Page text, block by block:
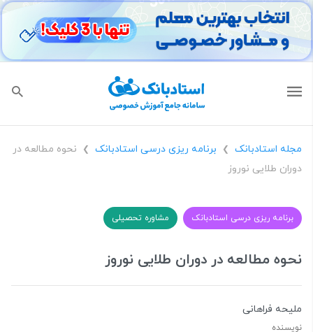
مجله استادبانک ❯ برنامه ریزی درسی استادبانک ❯
نحوه مطالعه در
دوران طلایی نوروز
برنامه ریزی درسی استادبانک مشاوره تحصیلی
نحوه مطالعه در دوران طلایی نوروز
ملیحه فراهانی
نویسنده